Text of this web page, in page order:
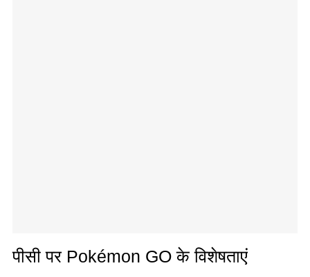
पीसी पर Pokémon GO के विशेषताएं